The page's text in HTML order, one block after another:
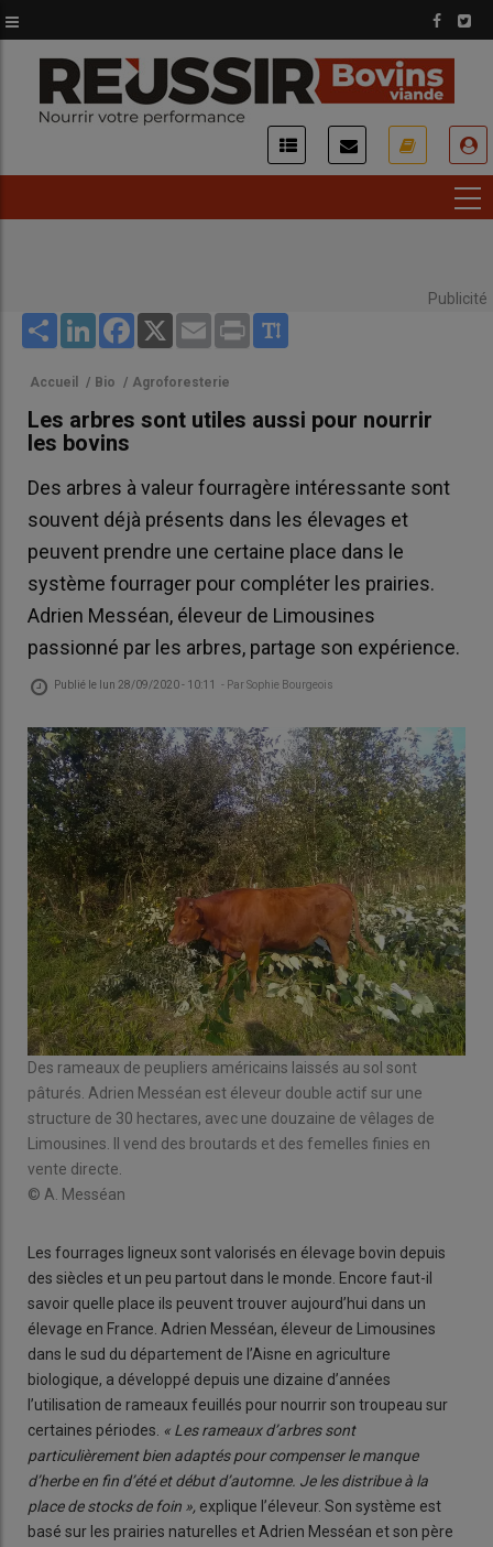
au
contenu
principal
Publicité
Share LinkedInFacebook
X Email Print
Accueil / Bio / Agroforesterie
Les arbres sont utiles aussi pour nourrir
les bovins
Des arbres à valeur fourragère intéressante sont
souvent déjà présents dans les élevages et
peuvent prendre une certaine place dans le
système fourrager pour compléter les prairies.
Adrien Messéan, éleveur de Limousines
passionné par les arbres, partage son expérience.
Publié le lun 28/09/2020 - 10:11 - ParSophie Bourgeois
Des rameaux de peupliers américains laissés au sol sont
pâturés. Adrien Messéan est éleveur double actif sur une
structure de 30 hectares, avec une douzaine de vêlages de
Limousines. Il vend des broutards et des femelles finies en
vente directe.
© A. Messéan
Les fourrages ligneux sont valorisés en élevage bovin depuis
des siècles et un peu partout dans le monde. Encore faut-il
savoir quelle place ils peuvent trouver aujourd’hui dans un
élevage en France. Adrien Messéan, éleveur de Limousines
dans le sud du département de l’Aisne en agriculture
biologique, a développé depuis une dizaine d’années
l’utilisation de rameaux feuillés pour nourrir son troupeau sur
certaines périodes. « Les rameaux d’arbres sont
particulièrement bien adaptés pour compenser le manque
d’herbe en fin d’été et début d’automne. Je les distribue à la
place de stocks de foin », explique l’éleveur. Son système est
basé sur les prairies naturelles et Adrien Messéan et son père